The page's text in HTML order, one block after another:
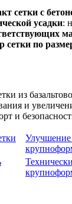
сетки с
усадки:
по
из
и
и
Улучшение